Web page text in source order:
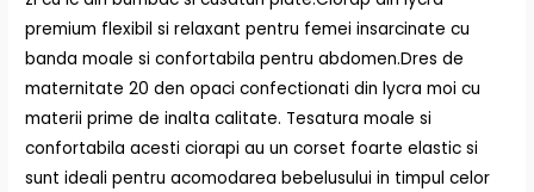
premium flexibil si relaxant pentru femei insarcinate cu
banda moale si confortabila pentru abdomen.Dres de
maternitate 20 den opaci confectionati din lycra moi cu
materii prime de inalta calitate. Tesatura moale si
confortabila acesti ciorapi au un corset foarte elastic si
sunt ideali pentru acomodarea bebelusului in timpul celor